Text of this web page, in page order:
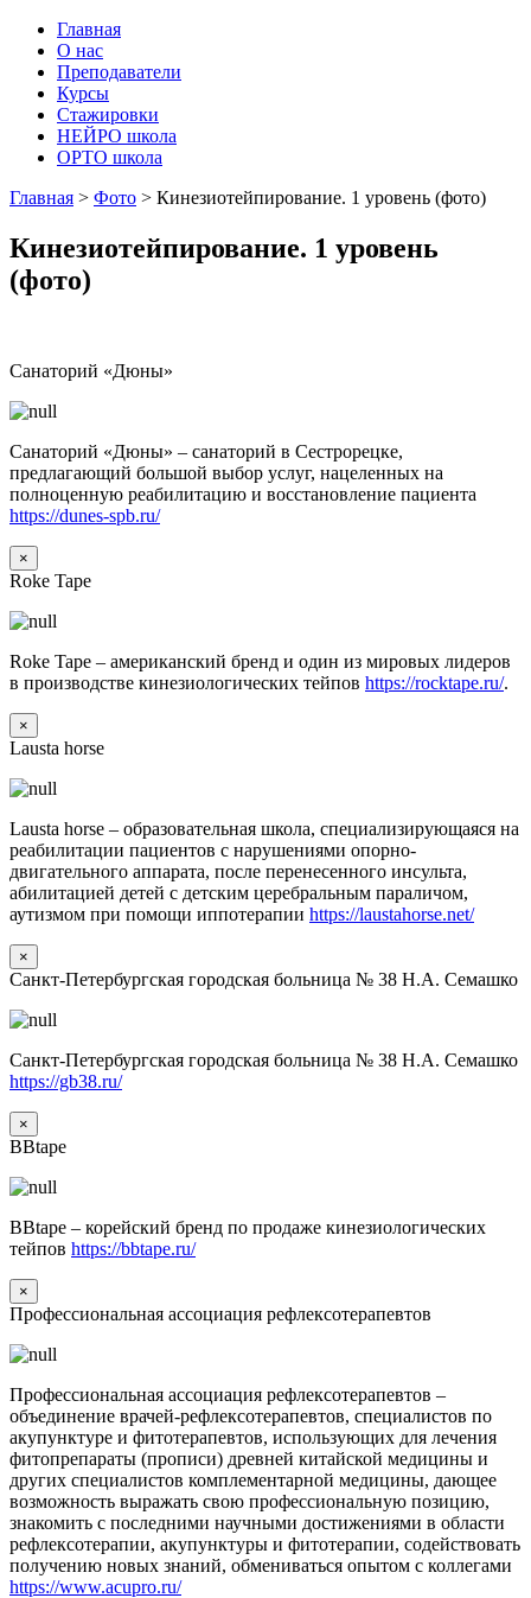
Главная
О нас
Преподаватели
Курсы
Стажировки
НЕЙРО школа
ОРТО школа
Главная > Фото > Кинезиотейпирование. 1 уровень (фото)
Кинезиотейпирование. 1 уровень
(фото)
Санаторий «Дюны»
Санаторий «Дюны» – санаторий в Сестрорецке,
предлагающий большой выбор услуг, нацеленных на
полноценную реабилитацию и восстановление пациента
https://dunes-spb.ru/
×
Roke Tape
Roke Tape – американский бренд и один из мировых лидеров
в производстве кинезиологических тейпов https://rocktape.ru/.
×
Lausta horse
Lausta horse – образовательная школа, специализирующаяся на
реабилитации пациентов с нарушениями опорно-
двигательного аппарата, после перенесенного инсульта,
абилитацией детей с детским церебральным параличом,
аутизмом при помощи иппотерапии https://laustahorse.net/
×
Санкт-Петербургская городская больница № 38 Н.А. Семашко
Санкт-Петербургская городская больница № 38 Н.А. Семашко
https://gb38.ru/
×
BBtape
BBtape – корейский бренд по продаже кинезиологических
тейпов https://bbtape.ru/
×
Профессиональная ассоциация рефлексотерапевтов
Профессиональная ассоциация рефлексотерапевтов –
объединение врачей-рефлексотерапевтов, специалистов по
акупунктуре и фитотерапевтов, использующих для лечения
фитопрепараты (прописи) древней китайской медицины и
других специалистов комплементарной медицины, дающее
возможность выражать свою профессиональную позицию,
знакомить с последними научными достижениями в области
рефлексотерапии, акупунктуры и фитотерапии, содействовать
получению новых знаний, обмениваться опытом с коллегами
https://www.acupro.ru/